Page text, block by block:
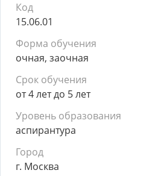
Код
15.06.01
Форма обучения
очная, заочная
Срок обучения
от 4 лет до 5 лет
Уровень образования
аспирантура
Город
г. Москва